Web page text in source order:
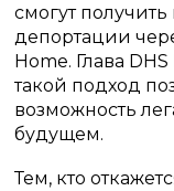
смогут
депортации
Home. Глава
такой подход
возможность
будущем.
Тем, кто